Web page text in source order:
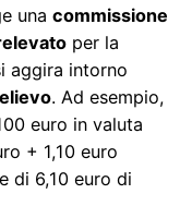
una commissione
per la
aggira intorno
. Ad esempio,
euro in valuta
+ 1,10 euro
di 6,10 euro di